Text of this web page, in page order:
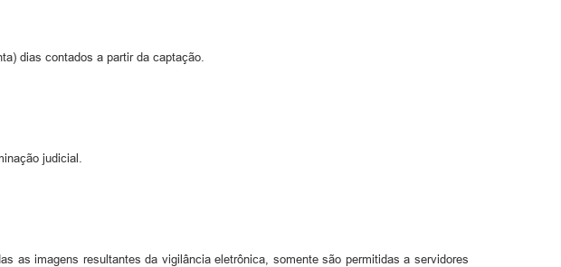
dias contados a partir da captação.
judicial.
as imagens resultantes da vigilância eletrônica, somente são permitidas a servidores